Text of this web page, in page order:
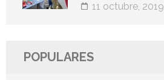
11 octubre, 2019
POPULARES